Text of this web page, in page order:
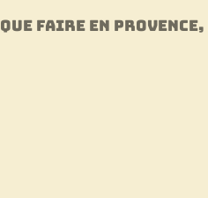
QUE FAIRE EN